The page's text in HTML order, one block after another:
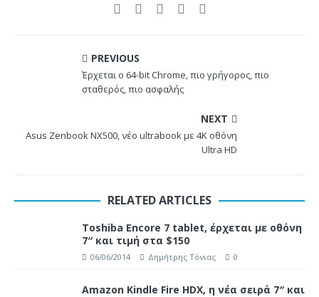
PREVIOUS
Έρχεται ο 64-bit Chrome, πιο γρήγορος, πιο
σταθερός, πιο ασφαλής
NEXT
Asus Zenbook NX500, νέο ultrabook με 4K οθόνη
Ultra HD
RELATED ARTICLES
Toshiba Encore 7 tablet, έρχεται με οθόνη
7″ και τιμή στα $150
06/06/2014 Δημήτρης Τόνιας 0
Amazon Kindle Fire HDX, η νέα σειρά 7″ και